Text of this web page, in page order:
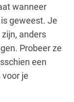
wanneer
geweest. Je
anders
Probeer ze
een
je